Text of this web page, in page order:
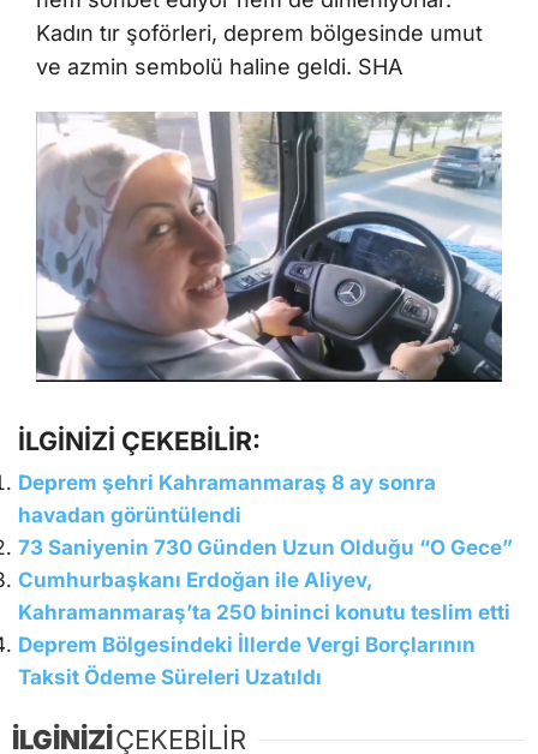
Kadın tır şoförleri, deprem bölgesinde umut
ve azmin sembolü haline geldi. SHA
İLGİNİZİ ÇEKEBİLİR:
Deprem şehri Kahramanmaraş 8 ay sonra
havadan görüntülendi
73 Saniyenin 730 Günden Uzun Olduğu “O Gece”
Cumhurbaşkanı Erdoğan ile Aliyev,
Kahramanmaraş’ta 250 bininci konutu teslim etti
Deprem Bölgesindeki İllerde Vergi Borçlarının
Taksit Ödeme Süreleri Uzatıldı
İLGİNİZİÇEKEBİLİR